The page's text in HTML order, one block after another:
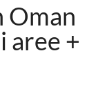
Oman
aree +